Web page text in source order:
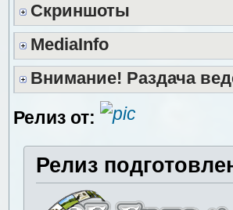
Скриншоты
MediaInfo
Внимание! Раздача
Релиз от:
Релиз